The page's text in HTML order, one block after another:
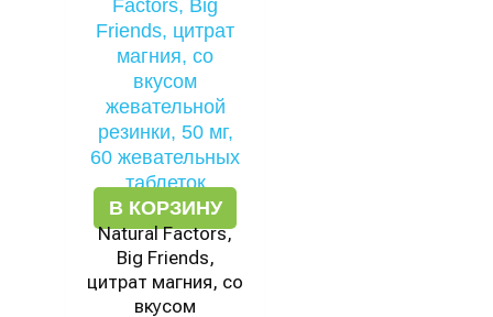
В КОРЗИНУ
Natural Factors,
Big Friends,
цитрат магния, со
вкусом